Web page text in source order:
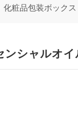
化粧品包装ボックス
ンシャルオ